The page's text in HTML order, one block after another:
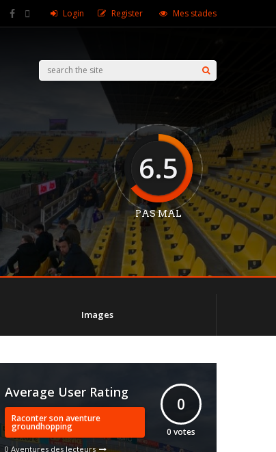
Login Register Mes stades
6.5
PAS MAL
Images
Average User Rating
Raconter son aventure
groundhopping
0 Aventures des lecteurs
0
0 votes